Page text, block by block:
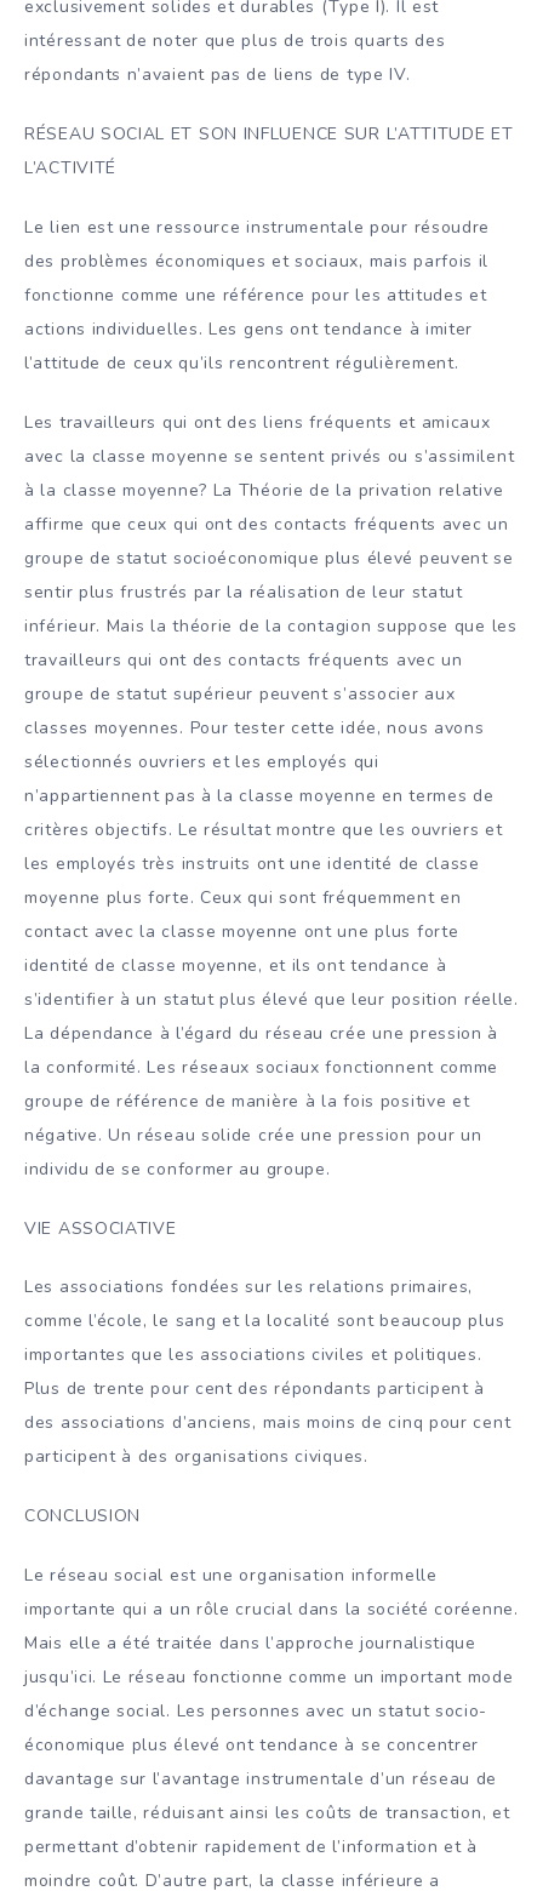
exclusivement solides et durables (Type I). Il est
intéressant de noter que plus de trois quarts des
répondants n’avaient pas de liens de type IV.
RÉSEAU SOCIAL ET SON INFLUENCE SUR L’ATTITUDE ET
L’ACTIVITÉ
Le lien est une ressource instrumentale pour résoudre
des problèmes économiques et sociaux, mais parfois il
fonctionne comme une référence pour les attitudes et
actions individuelles. Les gens ont tendance à imiter
l’attitude de ceux qu’ils rencontrent régulièrement.
Les travailleurs qui ont des liens fréquents et amicaux
avec la classe moyenne se sentent privés ou s’assimilent
à la classe moyenne? La Théorie de la privation relative
affirme que ceux qui ont des contacts fréquents avec un
groupe de statut socioéconomique plus élevé peuvent se
sentir plus frustrés par la réalisation de leur statut
inférieur. Mais la théorie de la contagion suppose que les
travailleurs qui ont des contacts fréquents avec un
groupe de statut supérieur peuvent s’associer aux
classes moyennes. Pour tester cette idée, nous avons
sélectionnés ouvriers et les employés qui
n’appartiennent pas à la classe moyenne en termes de
critères objectifs. Le résultat montre que les ouvriers et
les employés très instruits ont une identité de classe
moyenne plus forte. Ceux qui sont fréquemment en
contact avec la classe moyenne ont une plus forte
identité de classe moyenne, et ils ont tendance à
s’identifier à un statut plus élevé que leur position réelle.
La dépendance à l’égard du réseau crée une pression à
la conformité. Les réseaux sociaux fonctionnent comme
groupe de référence de manière à la fois positive et
négative. Un réseau solide crée une pression pour un
individu de se conformer au groupe.
VIE ASSOCIATIVE
Les associations fondées sur les relations primaires,
comme l’école, le sang et la localité sont beaucoup plus
importantes que les associations civiles et politiques.
Plus de trente pour cent des répondants participent à
des associations d’anciens, mais moins de cinq pour cent
participent à des organisations civiques.
CONCLUSION
Le réseau social est une organisation informelle
importante qui a un rôle crucial dans la société coréenne.
Mais elle a été traitée dans l’approche journalistique
jusqu’ici. Le réseau fonctionne comme un important mode
d’échange social. Les personnes avec un statut socio-
économique plus élevé ont tendance à se concentrer
davantage sur l’avantage instrumentale d’un réseau de
grande taille, réduisant ainsi les coûts de transaction, et
permettant d’obtenir rapidement de l’information et à
moindre coût. D’autre part, la classe inférieure a